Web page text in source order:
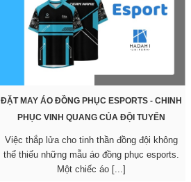
ĐẶT MAY ÁO ĐỒNG PHỤC ESPORTS - CHINH
PHỤC VINH QUANG CỦA ĐỘI TUYỂN
Việc thắp lửa cho tinh thần đồng đội không
thể thiếu những mẫu áo đồng phục esports.
Một chiếc áo [...]